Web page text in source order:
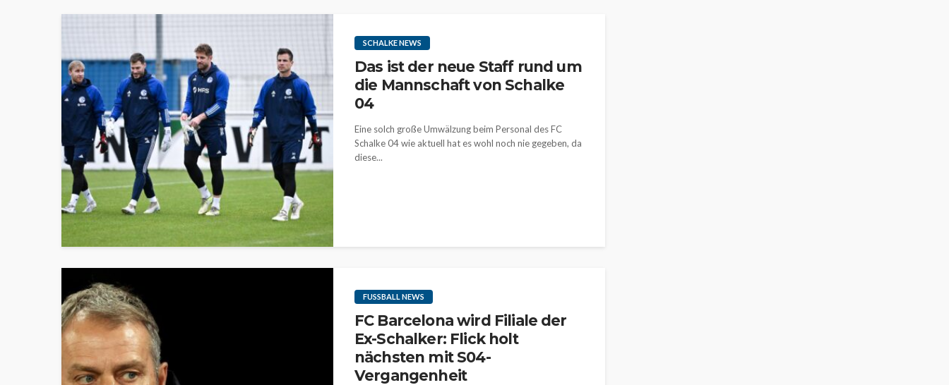
SCHALKE NEWS
Das ist der neue Staff rund um
die Mannschaft von Schalke
04
Eine solch große Umwälzung beim Personal des FC
Schalke 04 wie aktuell hat es wohl noch nie gegeben, da
diese...
FUSSBALL NEWS
FC Barcelona wird Filiale der
Ex-Schalker: Flick holt
nächsten mit S04-
Vergangenheit